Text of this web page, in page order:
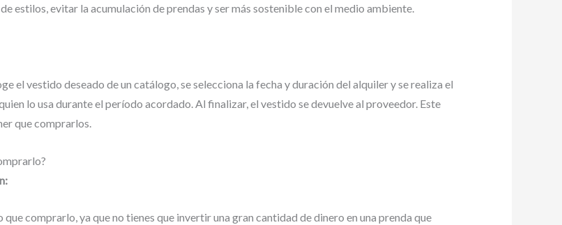
estilos, evitar la acumulación de prendas y ser más sostenible con el medio ambiente.
el vestido deseado de un catálogo, se selecciona la fecha y duración del alquiler y se realiza el
lo usa durante el período acordado. Al finalizar, el vestido se devuelve al proveedor. Este
que comprarlos.
comprarlo, ya que no tienes que invertir una gran cantidad de dinero en una prenda que